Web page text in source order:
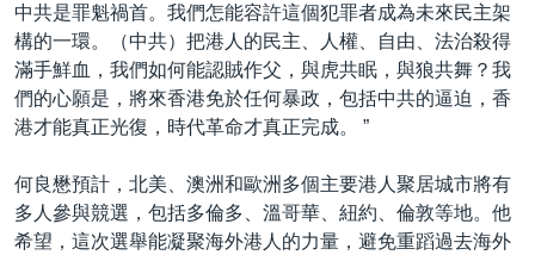
中共是罪魁禍首。我們怎能容許這個犯罪者成為未來民主架
構的一環。（中共）把港人的民主、人權、自由、法治殺得
滿手鮮血，我們如何能認賊作父，與虎共眠，與狼共舞？我
們的心願是，將來香港免於任何暴政，包括中共的逼迫，香
港才能真正光復，時代革命才真正完成。 ”
何良懋預計，北美、澳洲和歐洲多個主要港人聚居城市將有
多人參與競選，包括多倫多、溫哥華、紐約、倫敦等地。他
希望，這次選舉能凝聚海外港人的力量，避免重蹈過去海外